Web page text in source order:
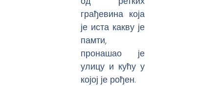
грађевина која
је иста какву је
памти,
пронашао је
улицу и кућу у
којој је рођен.